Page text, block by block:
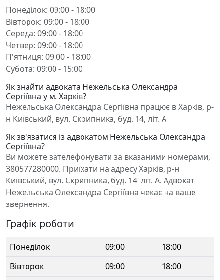
Понеділок: 09:00 - 18:00
Вівторок: 09:00 - 18:00
Середа: 09:00 - 18:00
Четвер: 09:00 - 18:00
П'ятниця: 09:00 - 18:00
Субота: 09:00 - 15:00
Як знайти адвоката Нежельська Олександра
Сергіївна у м. Харків?
Нежельська Олександра Сергіївна працює в Харків, р-
н Київський, вул. Скрипника, буд. 14, літ. А
Як зв'язатися із адвокатом Нежельська Олександра
Сергіївна?
Ви можете зателефонувати за вказаними номерами,
380577280000. Приїхати на адресу Харків, р-н
Київський, вул. Скрипника, буд. 14, літ. А. Адвокат
Нежельська Олександра Сергіївна чекає на ваше
звернення.
Графік роботи
Понеділок 09:00
18:00
Вівторок
09:00
18:00